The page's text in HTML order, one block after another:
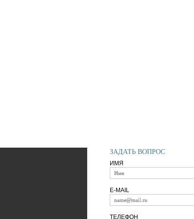
ЗАДАТЬ ВОПРОС
ИМЯ
E-MAIL
ТЕЛЕФОН
Категории